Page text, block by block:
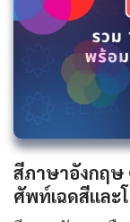
สีภาษาอังกฤษ
ศัพท์เฉดสีและ